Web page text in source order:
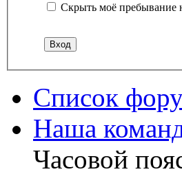
Скрыть моё пребывание
Список
Наша
Часовой